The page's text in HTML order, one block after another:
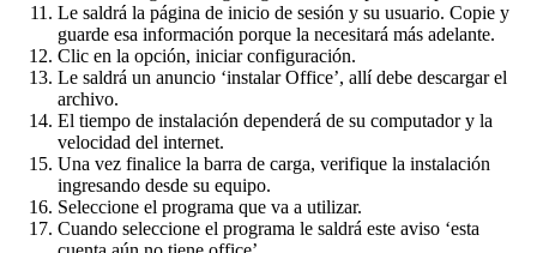
Le saldrá la página de inicio de sesión y su usuario. Copie y
guarde esa información porque la necesitará más adelante.
Clic en la opción, iniciar configuración.
Le saldrá un anuncio ‘instalar Office’, allí debe descargar el
archivo.
El tiempo de instalación dependerá de su computador y la
velocidad del internet.
Una vez finalice la barra de carga, verifique la instalación
ingresando desde su equipo.
Seleccione el programa que va a utilizar.
Cuando seleccione el programa le saldrá este aviso ‘esta